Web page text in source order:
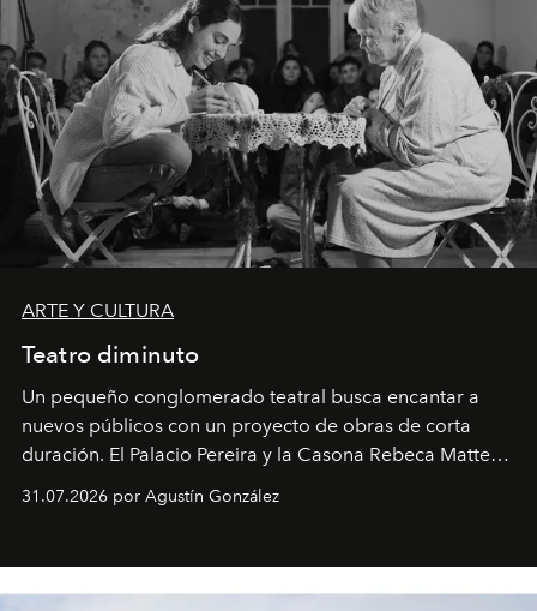
ARTE Y CULTURA
Teatro diminuto
Un pequeño conglomerado teatral busca encantar a
nuevos públicos con un proyecto de obras de corta
duración. El Palacio Pereira y la Casona Rebeca Matte
son algunos de los lugares que han albergado estas
miniobras. Sus puestas en escena son limpias; ponen el
31.07.2026 por Agustín González